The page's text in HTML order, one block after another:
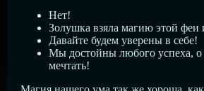
Нет!
Золушка взяла магию этой феи
Давайте будем уверены в себе!
Мы достойны любого успеха,
мечтать!